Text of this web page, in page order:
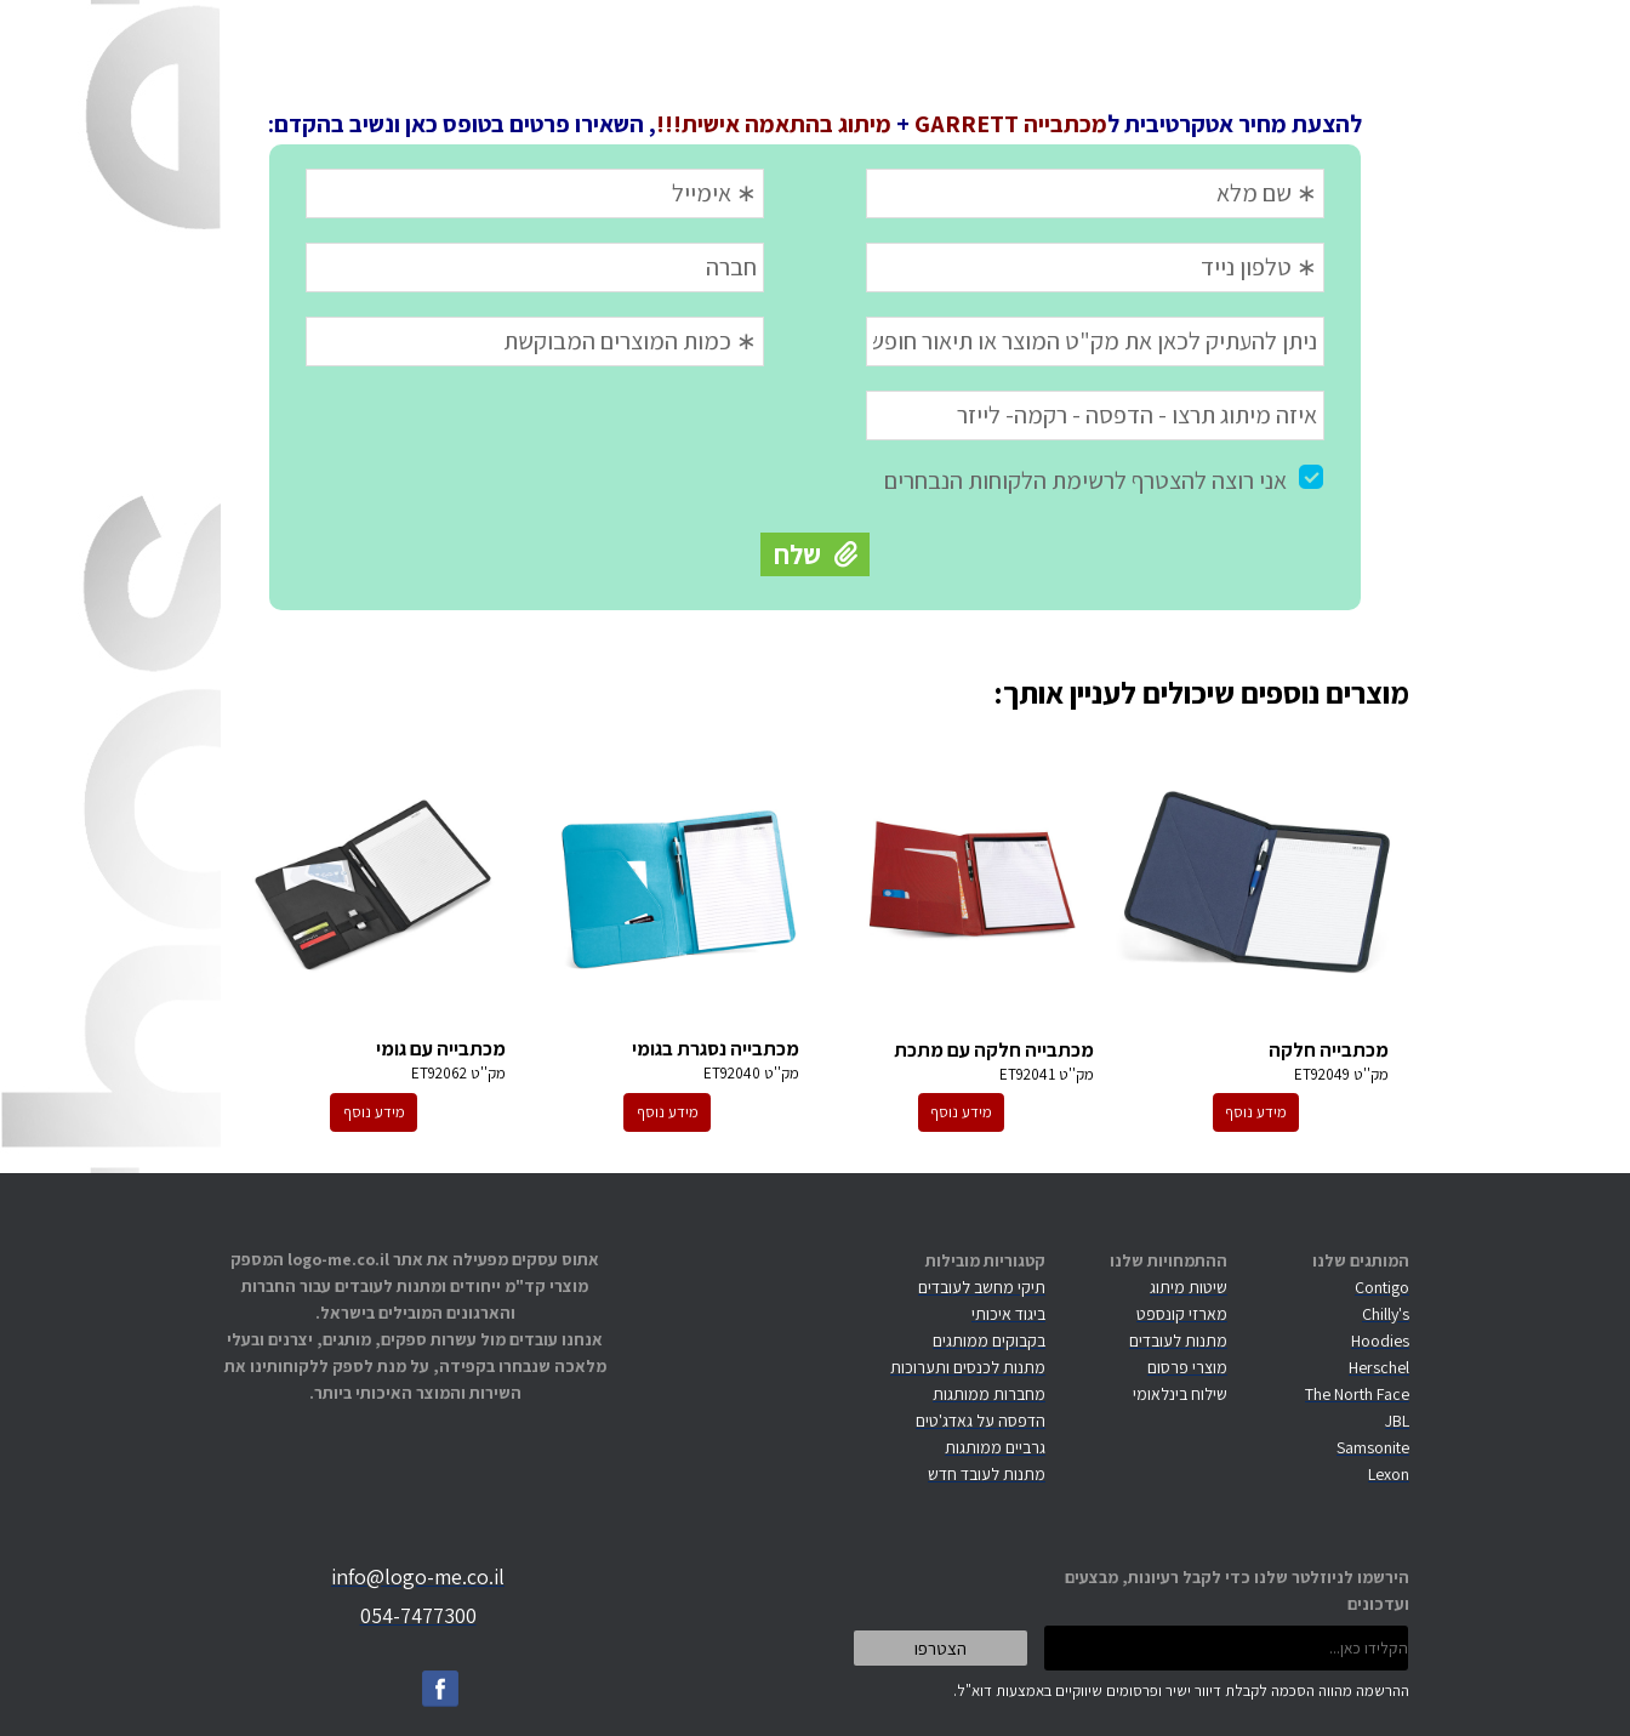
להצעת מחיר אטקרטיבית למכתבייה GARRETT + מיתוג בהתאמה אישית!!!, השאירו פרטים בטופס כאן ונשיב בהקדם:
מוצרים נוספים שיכולים לעניין אותך:
מכתבייה חלקה
מק''ט ET92049
מידע נוסף
מכתבייה חלקה עם מתכת
מק''טET92041
מידע נוסף
מכתבייה נסגרת בגומי
מק''ט ET92040
מידע נוסף
מכתבייה עם גומי
מק''טET92062
מידע נוסף
המותגים שלנו
Contigo
Chilly's
Hoodies
Herschel
The North Face
JBL
Samsonite
Lexon
ההתמחויות שלנו
שיטות מיתוג
מארזי קונספט
מתנות לעובדים
מוצרי פרסום
שילוח בינלאומי
קטגוריות מובילות
תיקי מחשב לעובדים
ביגוד איכותי
בקבוקים ממותגים
מתנות לכנסים ותערוכות
מחברות ממותגות
הדפסה על גאדג'טים
גרביים ממותגות
מתנות לעובד חדש
אתוס עסקים מפעילה את אתר logo-me.co.il המספק
מוצרי קד"מ ייחודים ומתנות לעובדים עבור החברות
והארגונים המובילים בישראל.
אנחנו עובדים מול עשרות ספקים, מותגים, יצרנים ובעלי
מלאכה שנבחרו בקפידה, על מנת לספק ללקוחותינו את
השירות והמוצר האיכותי ביותר.
הירשמו לניוזלטר שלנו כדי לקבל רעיונות, מבצעים
ועדכונים
info@logo-me.co.il
054-7477300
ההרשמה מהווה הסכמה לקבלת דיוור ישיר ופרסומים שיווקיים באמצעות דוא"ל.